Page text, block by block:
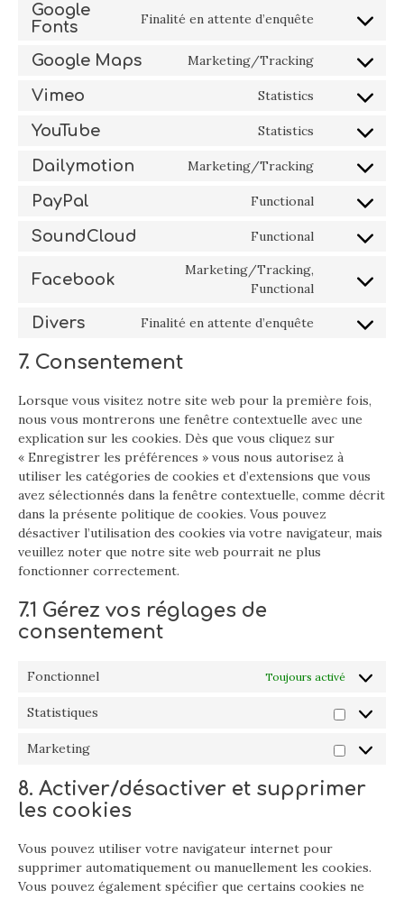
analytics
service
cookie-
Google
Fonts
Finalité en attente d’enquête
Consent
service
Google Maps Marketing/Tracking
Consent
service
google-
Vimeo Statistics
Consent
service
vimeo
YouTube Statistics
Consent
service
youtube
Dailymotion Marketing/Tracking
Consent
service
dailymotion
PayPal Functional
Consent
service
SoundCloud Functional
Consent
service
Facebook
Marketing/Tracking,
Functional
Consent
service
Divers Finalité en attente d’enquête
Consent
7. Consentement
Lorsque vous visitez notre site web pour la première fois,
nous vous montrerons une fenêtre contextuelle avec une
explication sur les cookies. Dès que vous cliquez sur
« Enregistrer les préférences » vous nous autorisez à
utiliser les catégories de cookies et d’extensions que vous
avez sélectionnés dans la fenêtre contextuelle, comme décrit
dans la présente politique de cookies. Vous pouvez
désactiver l’utilisation des cookies via votre navigateur, mais
veuillez noter que notre site web pourrait ne plus
fonctionner correctement.
7.1 Gérez vos réglages de
consentement
Fonctionnel Toujours activé
Statistiques
Marketing
8. Activer/désactiver et supprimer
les cookies
Vous pouvez utiliser votre navigateur internet pour
supprimer automatiquement ou manuellement les cookies.
Vous pouvez également spécifier que certains cookies ne